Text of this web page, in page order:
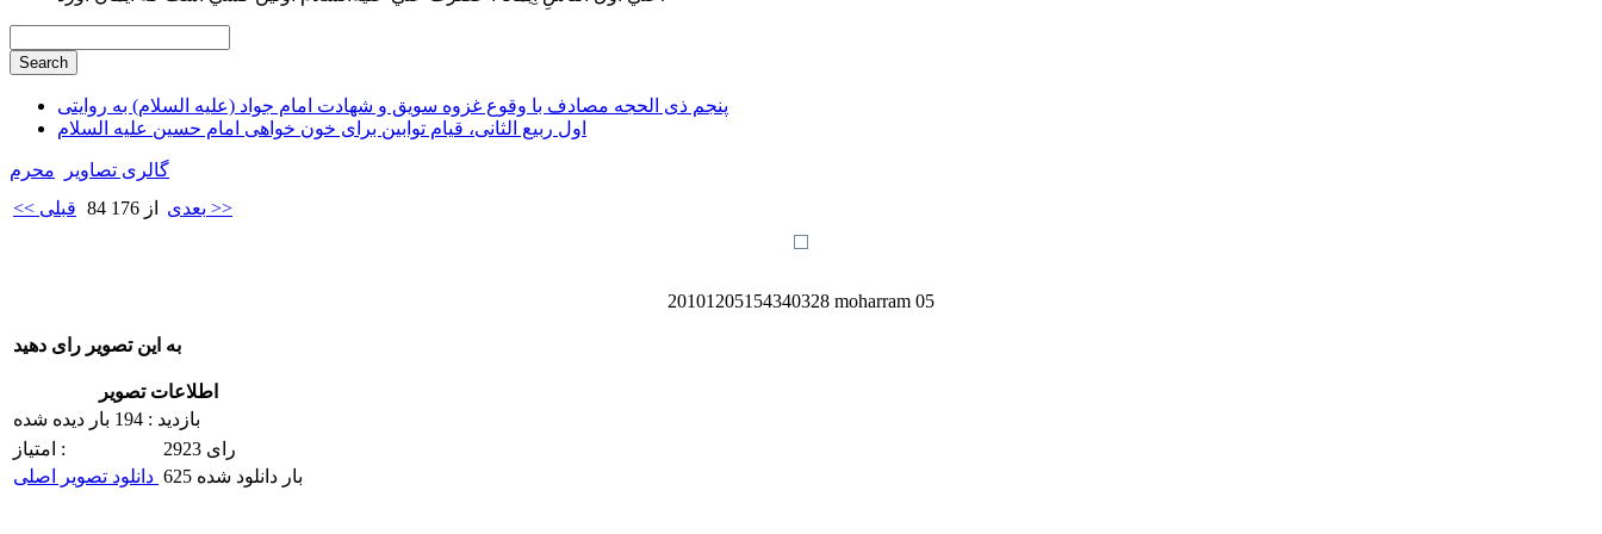
پنجم ذی الحجه مصادف با وقوع غزوه سویق و شهادت امام جواد (علیه السلام) به روایتی
اول ربیع الثانی، قیام توابین برای خون خواهی امام حسین علیه السلام
گالری تصاویر
محرم
<< قبلی
84 از 176 بعدی >>
20101205154340328 moharram 05
اطلاعات تصویر
بازدید : 194 بار دیده شده
امتیاز :
2923 رای